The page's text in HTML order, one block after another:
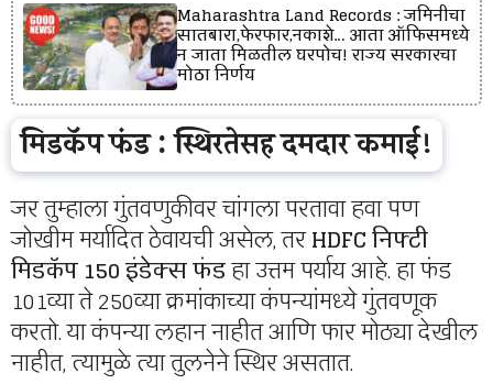
Maharashtra Land Records : जमिनीचा
सातबारा,फेरफार,नकाशे… आता ऑफिसमध्ये
न जाता मिळतील घरपोच! राज्य सरकारचा
मोठा निर्णय
मिडकॅप फंड : स्थिरतेसह दमदार कमाई!
जर तुम्हाला गुंतवणुकीवर चांगला परतावा हवा पण
जोखीम मर्यादित ठेवायची असेल, तरHDFC निफ्टी
मिडकॅप 150 इंडेक्स फंडहा उत्तम पर्याय आहे. हा फंड
101व्या ते 250व्या क्रमांकाच्या कंपन्यांमध्ये गुंतवणूक
करतो. या कंपन्या लहान नाहीत आणि फार मोठ्या देखील
नाहीत, त्यामुळे त्या तुलनेने स्थिर असतात.